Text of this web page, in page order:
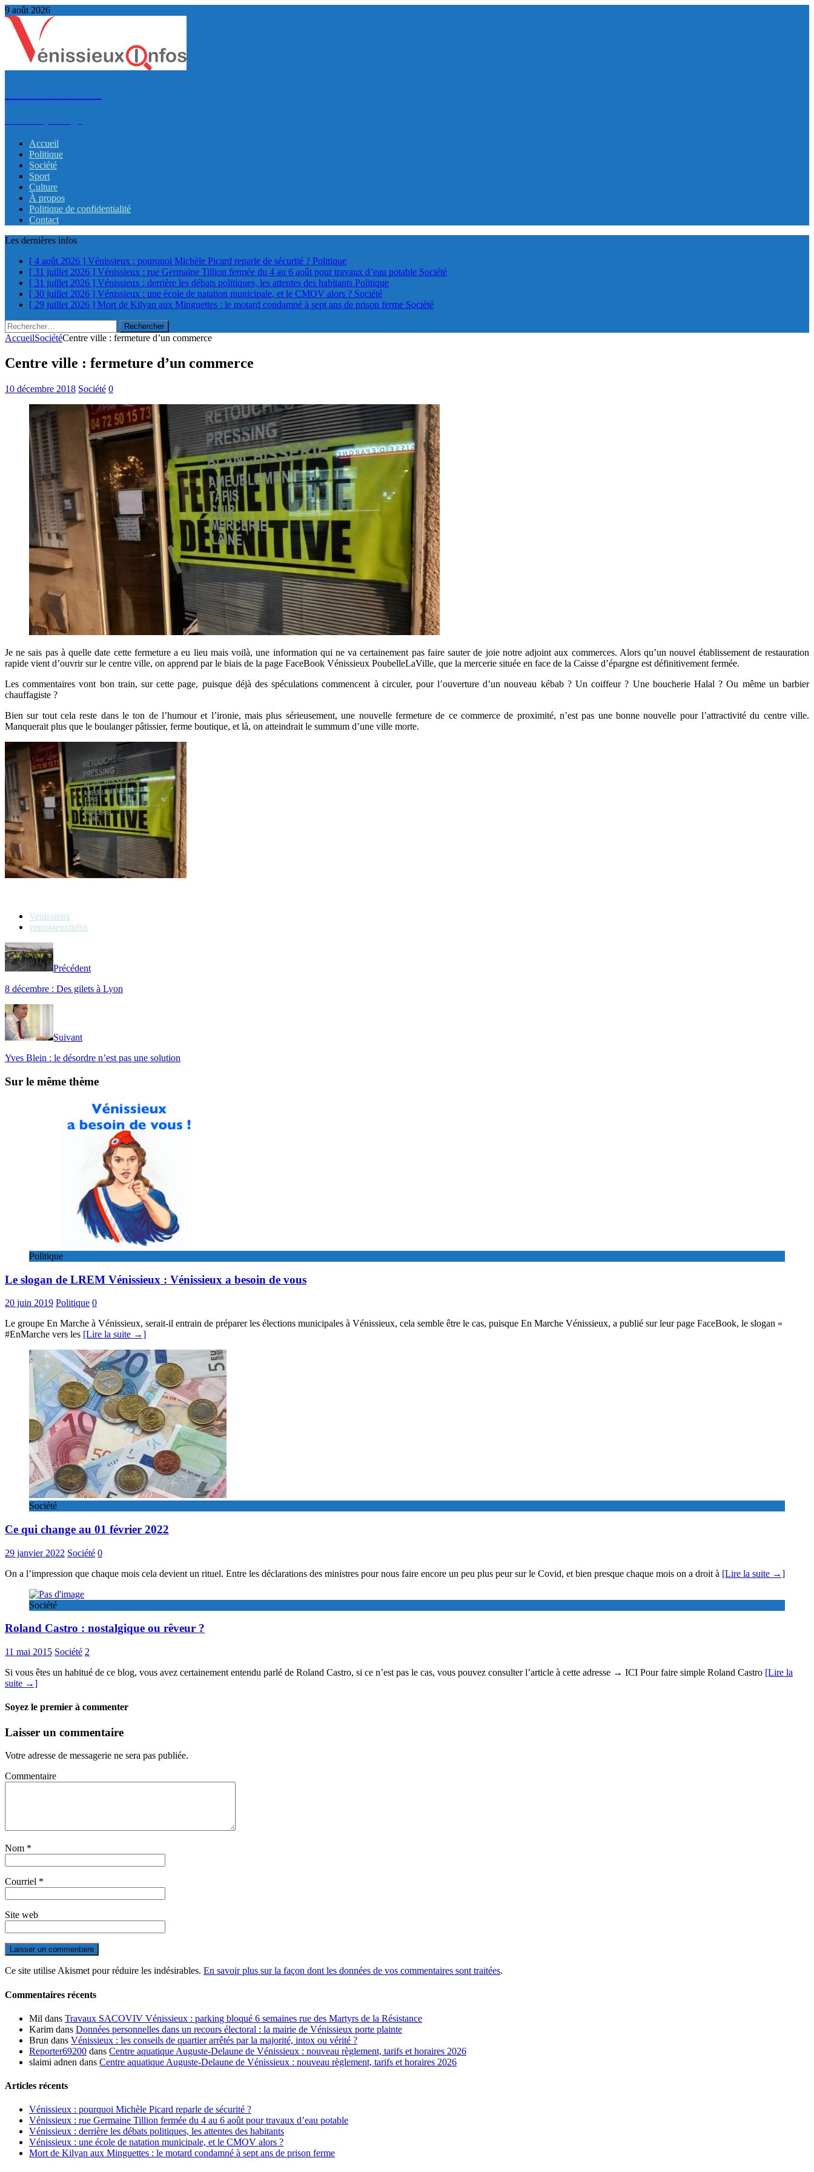
9 août 2026
Accueil
Politique
Société
Sport
Culture
À propos
Politique de confidentialité
Contact
Les dernières infos
[ 4 août 2026 ] Vénissieux : pourquoi Michèle Picard reparle de sécurité ? Politique
[ 31 juillet 2026 ] Vénissieux : rue Germaine Tillion fermée du 4 au 6 août pour travaux d’eau potable Société
[ 31 juillet 2026 ] Vénissieux : derrière les débats politiques, les attentes des habitants Politique
[ 30 juillet 2026 ] Vénissieux : une école de natation municipale, et le CMOV alors ? Société
[ 29 juillet 2026 ] Mort de Kilyan aux Minguettes : le motard condamné à sept ans de prison ferme Société
Rechercher :
AccueilSociétéCentre ville : fermeture d’un commerce
Centre ville : fermeture d’un commerce
10 décembre 2018 Société 0
Je ne sais pas à quelle date cette fermeture a eu lieu mais voilà, une information qui ne va certainement pas faire sauter de joie notre adjoint aux commerces. Alors qu’un nouvel établissement de restauration
rapide vient d’ouvrir sur le centre ville, on apprend par le biais de la page FaceBook Vénissieux PoubelleLaVille, que la mercerie située en face de la Caisse d’épargne est définitivement fermée.
Les commentaires vont bon train, sur cette page, puisque déjà des spéculations commencent à circuler, pour l’ouverture d’un nouveau kébab ? Un coiffeur ? Une boucherie Halal ? Ou même un barbier
chauffagiste ?
Bien sur tout cela reste dans le ton de l’humour et l’ironie, mais plus sérieusement, une nouvelle fermeture de ce commerce de proximité, n’est pas une bonne nouvelle pour l’attractivité du centre ville.
Manquerait plus que le boulanger pâtissier, ferme boutique, et là, on atteindrait le summum d’une ville morte.
Venissieux
venissieuxinfos
Précédent
8 décembre : Des gilets à Lyon
Suivant
Yves Blein : le désordre n’est pas une solution
Sur le même thème
Politique
Le slogan de LREM Vénissieux : Vénissieux a besoin de vous
20 juin 2019 Politique 0
Le groupe En Marche à Vénissieux, serait-il entrain de préparer les élections municipales à Vénissieux, cela semble être le cas, puisque En Marche Vénissieux, a publié sur leur page FaceBook, le slogan «
#EnMarche vers les [Lire la suite →]
Société
Ce qui change au 01 février 2022
29 janvier 2022 Société 0
On a l’impression que chaque mois cela devient un rituel. Entre les déclarations des ministres pour nous faire encore un peu plus peur sur le Covid, et bien presque chaque mois on a droit à [Lire la suite →]
Société
Roland Castro : nostalgique ou rêveur ?
11 mai 2015 Société 2
Si vous êtes un habitué de ce blog, vous avez certainement entendu parlé de Roland Castro, si ce n’est pas le cas, vous pouvez consulter l’article à cette adresse → ICI Pour faire simple Roland Castro [Lire la
suite →]
Soyez le premier à commenter
Laisser un commentaire
Votre adresse de messagerie ne sera pas publiée.
Commentaire
Nom *
Courriel *
Site web
Ce site utilise Akismet pour réduire les indésirables. En savoir plus sur la façon dont les données de vos commentaires sont traitées.
Commentaires récents
Mil dans Travaux SACOVIV Vénissieux : parking bloqué 6 semaines rue des Martyrs de la Résistance
Karim dans Données personnelles dans un recours électoral : la mairie de Vénissieux porte plainte
Brun dans Vénissieux : les conseils de quartier arrêtés par la majorité, intox ou vérité ?
Reporter69200 dans Centre aquatique Auguste-Delaune de Vénissieux : nouveau règlement, tarifs et horaires 2026
slaimi adnen dans Centre aquatique Auguste-Delaune de Vénissieux : nouveau règlement, tarifs et horaires 2026
Articles récents
Vénissieux : pourquoi Michèle Picard reparle de sécurité ?
Vénissieux : rue Germaine Tillion fermée du 4 au 6 août pour travaux d’eau potable
Vénissieux : derrière les débats politiques, les attentes des habitants
Vénissieux : une école de natation municipale, et le CMOV alors ?
Mort de Kilyan aux Minguettes : le motard condamné à sept ans de prison ferme